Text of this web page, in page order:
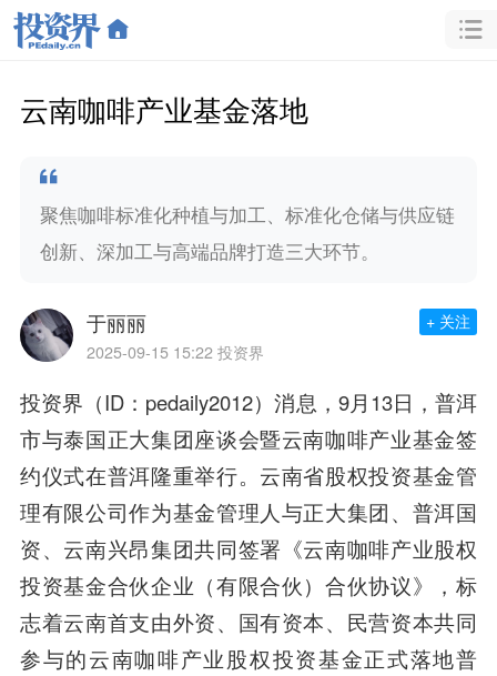
云南咖啡产业基金落地
聚焦咖啡标准化种植与加工、标准化仓储与供应链
创新、深加工与高端品牌打造三大环节。
于丽丽
2025-09-15 15:22 投资界
+ 关注
投资界（ID：pedaily2012）消息，9月13日，普洱
市与泰国正大集团座谈会暨云南咖啡产业基金签
约仪式在普洱隆重举行。云南省股权投资基金管
理有限公司作为基金管理人与正大集团、普洱国
资、云南兴昂集团共同签署《云南咖啡产业股权
投资基金合伙企业（有限合伙）合伙协议》，标
志着云南首支由外资、国有资本、民营资本共同
参与的云南咖啡产业股权投资基金正式落地普